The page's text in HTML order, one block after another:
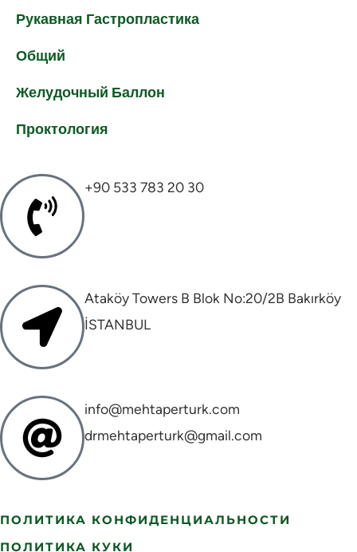
Рукавная Гастропластика
Общий
Желудочный Баллон
Проктология
+90 533 783 20 30
Ataköy Towers B Blok No:20/2B Bakırköy
İSTANBUL
info@mehtaperturk.com
drmehtaperturk@gmail.com
ПОЛИТИКА КОНФИДЕНЦИАЛЬНОСТИ
ПОЛИТИКА КУКИ